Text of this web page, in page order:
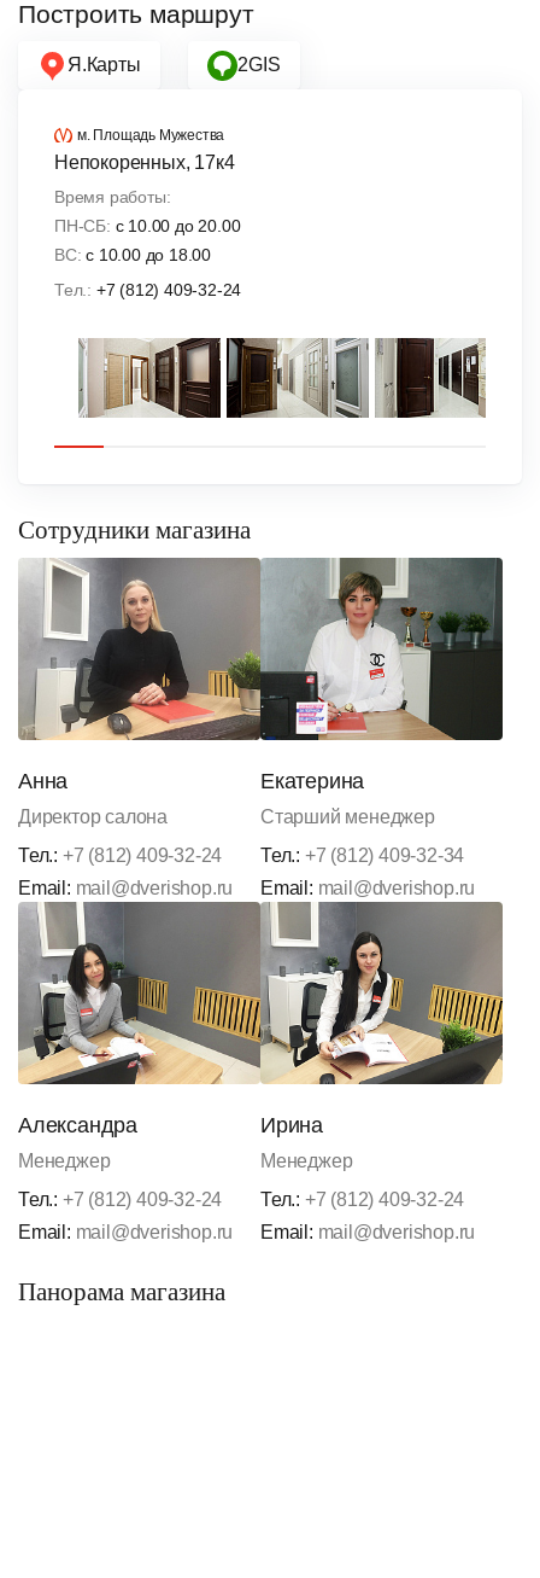
Построить маршрут
Я.Карты 2GIS
м. Площадь Мужества
Непокоренных, 17к4
Время работы:
ПН-СБ: c 10.00 до 20.00
ВС:с 10.00 до 18.00
Тел.: +7 (812) 409-32-24
Сотрудники магазина
Анна
Директор салона
Тел.: +7 (812) 409-32-24
Email: mail@dverishop.ru
Екатерина
Старший менеджер
Тел.: +7 (812) 409-32-34
Email: mail@dverishop.ru
Александра
Менеджер
Тел.: +7 (812) 409-32-24
Email: mail@dverishop.ru
Ирина
Менеджер
Тел.: +7 (812) 409-32-24
Email: mail@dverishop.ru
Панорама магазина